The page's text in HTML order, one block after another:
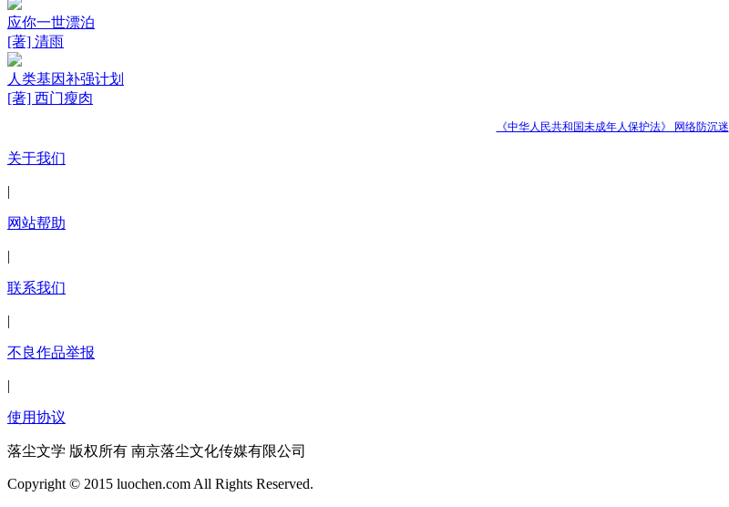
应你一世漂泊
[著] 清雨
人类基因补强计划
[著] 西门瘦肉
《中华人民共和国未成年人保护法》 网络防沉迷
关于我们
|
网站帮助
|
联系我们
|
不良作品举报
|
使用协议
落尘文学 版权所有 南京落尘文化传媒有限公司
Copyright © 2015 luochen.com All Rights Reserved.